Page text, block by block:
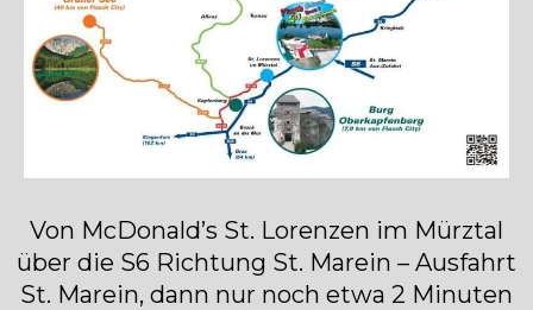
Von McDonald’s St. Lorenzen im Mürztal
über die S6 Richtung St. Marein – Ausfahrt
St. Marein, dann nur noch etwa 2 Minuten